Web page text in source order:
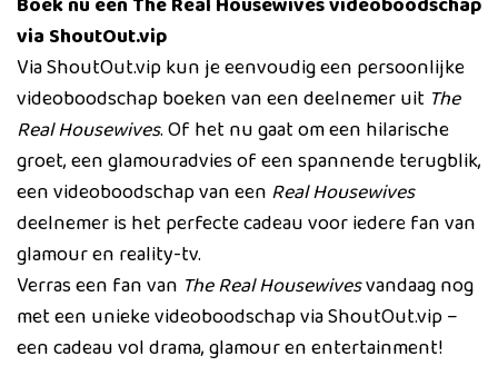
via ShoutOut.vip
Via ShoutOut.vip kun je eenvoudig een persoonlijke
videoboodschap boeken van een deelnemer uit The
Real Housewives. Of het nu gaat om een hilarische
groet, een glamouradvies of een spannende terugblik,
een videoboodschap van een Real Housewives
deelnemer is het perfecte cadeau voor iedere fan van
glamour en reality-tv.
Verras een fan van The Real Housewivesvandaag nog
met een unieke videoboodschap via ShoutOut.vip –
een cadeau vol drama, glamour en entertainment!